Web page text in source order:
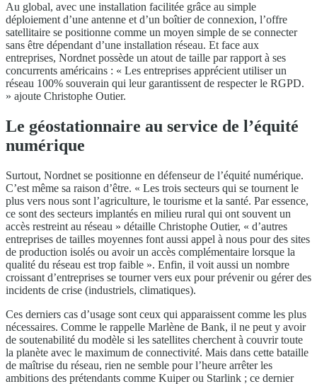
Au global, avec une installation facilitée grâce au simple
déploiement d’une antenne et d’un boîtier de connexion, l’offre
satellitaire se positionne comme un moyen simple de se connecter
sans être dépendant d’une installation réseau. Et face aux
entreprises, Nordnet possède un atout de taille par rapport à ses
concurrents américains : « Les entreprises apprécient utiliser un
réseau 100% souverain qui leur garantissent de respecter le RGPD.
» ajoute Christophe Outier.
Le géostationnaire au service de l’équité
numérique
Surtout, Nordnet se positionne en défenseur de l’équité numérique.
C’est même sa raison d’être. « Les trois secteurs qui se tournent le
plus vers nous sont l’agriculture, le tourisme et la santé. Par essence,
ce sont des secteurs implantés en milieu rural qui ont souvent un
accès restreint au réseau » détaille Christophe Outier, « d’autres
entreprises de tailles moyennes font aussi appel à nous pour des sites
de production isolés ou avoir un accès complémentaire lorsque la
qualité du réseau est trop faible ». Enfin, il voit aussi un nombre
croissant d’entreprises se tourner vers eux pour prévenir ou gérer des
incidents de crise (industriels, climatiques).
Ces derniers cas d’usage sont ceux qui apparaissent comme les plus
nécessaires. Comme le rappelle Marlène de Bank, il ne peut y avoir
de soutenabilité du modèle si les satellites cherchent à couvrir toute
la planète avec le maximum de connectivité. Mais dans cette bataille
de maîtrise du réseau, rien ne semble pour l’heure arrêter les
ambitions des prétendants comme Kuiper ou Starlink ; ce dernier